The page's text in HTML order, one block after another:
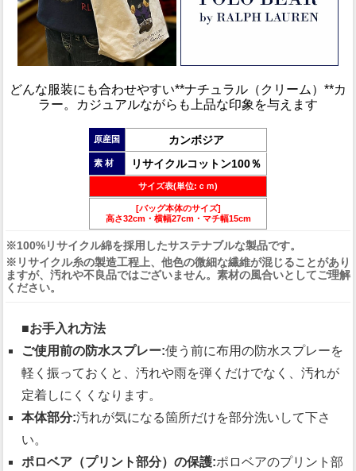
どんな服装にも合わせやすい**ナチュラル（クリーム）**カ
ラー。カジュアルながらも上品な印象を与えます
原産国 カンボジア
素 材 リサイクルコットン100％
サイズ表(単位:ｃｍ)
[バッグ本体のサイズ]
高さ32cm・横幅27cm・マチ幅15cm
※100%リサイクル綿を採用したサステナブルな製品です。
※リサイクル糸の製造工程上、他色の微細な繊維が混じることがあり
ますが、汚れや不良品ではございません。素材の風合いとしてご理解
ください。
■お手入れ方法
ご使用前の防水スプレー:使う前に布用の防水スプレーを
軽く振っておくと、汚れや雨を弾くだけでなく、汚れが
定着しにくくなります。
本体部分:汚れが気になる箇所だけを部分洗いして下さ
い。
ポロベア（プリント部分）の保護:ポロベアのプリント部